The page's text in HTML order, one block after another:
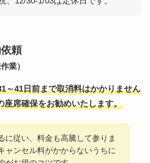
頼
業）
～41日前まで取消料はかかりません
座席確保をお勧めいたします。
に従い、料金も高騰して参りま
ャンセル料がかからないうちに